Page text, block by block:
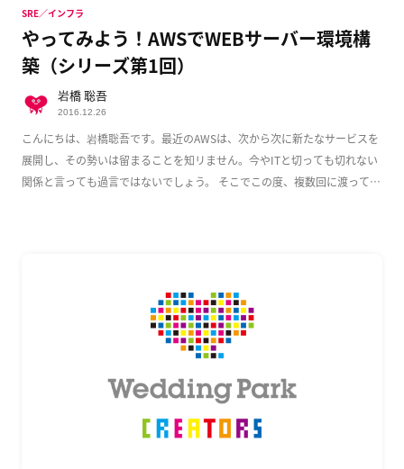
やってみよう！AWSでWEBサーバー環境構
築（シリーズ第1回）
こんにちは、岩橋聡吾です。最近のAWSは、次から次に新たなサービスを
展開し、その勢いは留まることを知リません。今やITと切っても切れない
関係と言っても過言ではないでしょう。 そこでこの度、複数回に渡って
SRE／インフラ
岩橋 聡吾
2016.12.26